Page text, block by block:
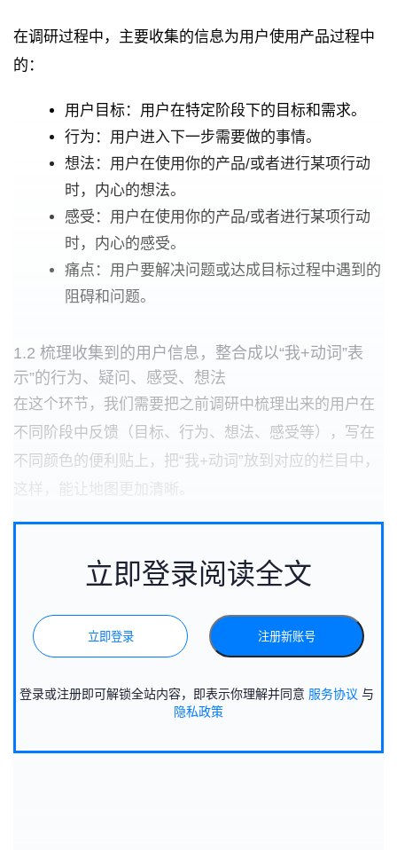
在调研过程中，主要收集的信息为用户使用产品过程中
的：
用户目标：用户在特定阶段下的目标和需求。
行为：用户进入下一步需要做的事情。
想法：用户在使用你的产品/或者进行某项行动
时，内心的想法。
感受：用户在使用你的产品/或者进行某项行动
时，内心的感受。
痛点：用户要解决问题或达成目标过程中遇到的
阻碍和问题。
1.2 梳理收集到的用户信息，整合成以“我+动词”表
示”的行为、疑问、感受、想法
在这个环节，我们需要把之前调研中梳理出来的用户在
不同阶段中反馈（目标、行为、想法、感受等），写在
不同颜色的便利贴上，把“我+动词”放到对应的栏目中，
这样，能让地图更加清晰。
立即登录阅读全文
立即登录 注册新账号
登录或注册即可解锁全站内容，即表示你理解并同意 服务协议 与
隐私政策